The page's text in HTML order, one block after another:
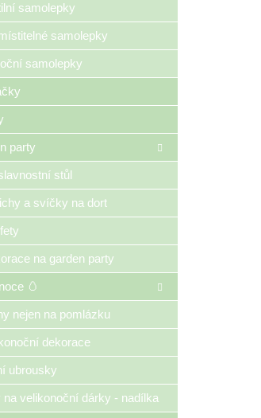
samolepky
samolepky
samolepky
party
stůl
a svíčky na dort
na garden party
🥚
nejen na pomlázku
dekorace
ubrousky
na velikonoční dárky - nadílka